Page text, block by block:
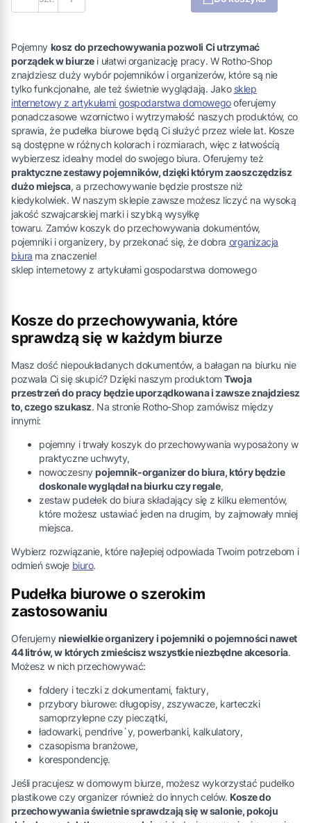
Pojemny kosz do przechowywania pozwoli Ci utrzymać
porządek w biurzei ułatwi organizację pracy. W Rotho-Shop
znajdziesz duży wybór pojemników i organizerów, które są nie
tylko funkcjonalne, ale też świetnie wyglądają. Jako sklep
internetowy z artykułami gospodarstwa domowegooferujemy
ponadczasowe wzornictwo i wytrzymałość naszych produktów, co
sprawia, że pudełka biurowe będą Ci służyć przez wiele lat. Kosze
są dostępne w różnych kolorach i rozmiarach, więc z łatwością
wybierzesz idealny model do swojego biura. Oferujemy też
praktyczne zestawy pojemników, dzięki którym zaoszczędzisz
dużo miejsca, a przechowywanie będzie prostsze niż
kiedykolwiek. W naszym sklepie zawsze możesz liczyć na wysoką
jakość szwajcarskiej marki i szybką wysyłkę
towaru. Zamów koszyk do przechowywania dokumentów,
pojemniki i organizery, by przekonać się, że dobra organizacja
biura ma znaczenie!
sklep internetowy z artykułami gospodarstwa domowego
Kosze do przechowywania, które
sprawdzą się w każdym biurze
Masz dość niepoukładanych dokumentów, a bałagan na biurku nie
pozwala Ci się skupić? Dzięki naszym produktomTwoja
przestrzeń do pracy będzie uporządkowana i zawsze znajdziesz
to, czego szukasz. Na stronie Rotho-Shop zamówisz między
innymi:
pojemny i trwały koszyk do przechowywania wyposażony w
praktyczne uchwyty,
nowoczesnypojemnik-organizer do biura, który będzie
doskonale wyglądał na biurku czy regale,
zestaw pudełek do biura składający się z kilku elementów,
które możesz ustawiać jeden na drugim, by zajmowały mniej
miejsca.
Wybierz rozwiązanie, które najlepiej odpowiada Twoim potrzebom i
odmień swoje biuro.
Pudełka biurowe o szerokim
zastosowaniu
Oferujemy niewielkie organizery i pojemniki o pojemności nawet
44 litrów, w których zmieścisz wszystkie niezbędne akcesoria.
Możesz w nich przechowywać:
foldery i teczki z dokumentami, faktury,
przybory biurowe: długopisy, zszywacze, karteczki
samoprzylepne czy pieczątki,
ładowarki, pendrive`y, powerbanki, kalkulatory,
czasopisma branżowe,
korespondencję.
Jeśli pracujesz w domowym biurze, możesz wykorzystać pudełko
plastikowe czy organizer również do innych celów. Kosze do
przechowywania świetnie sprawdzają się w salonie, pokoju